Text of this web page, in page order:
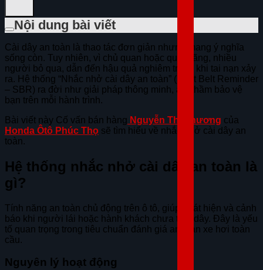
Nội dung bài viết
Cài dây an toàn là thao tác đơn giản nhưng mang ý nghĩa
sống còn. Tuy nhiên, vì chủ quan hoặc quên lãng, nhiều
người bỏ qua, dẫn đến hậu quả nghiêm trọng khi tai nạn xảy
ra. Hệ thống “Nhắc nhở cài dây an toàn” (Seat Belt Reminder
– SBR) ra đời như giải pháp thông minh, âm thầm bảo vệ
bạn trên mỗi hành trình.
Bài viết này Cố vấn bán hàng Nguyễn Thị Phương của
Honda Ôtô Phúc Thọ sẽ tìm hiểu về nhắc nhở cài dây an
toàn.
Hệ thống nhắc nhở cài dây an toàn là
gì?
Tính năng an toàn chủ động trên ô tô, giúp phát hiện và cảnh
báo khi người lái hoặc hành khách chưa thắt dây. Đây là yếu
tố quan trọng trong tiêu chuẩn đánh giá an toàn xe hơi toàn
cầu.
Nguyên lý hoạt động